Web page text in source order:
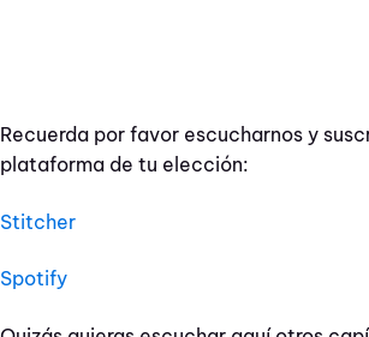
Recuerda por favor escucharnos y
plataforma de tu elección:
Stitcher
Spotify